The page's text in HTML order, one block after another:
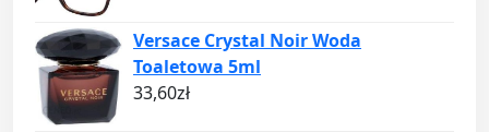
Versace Crystal Noir Woda
Toaletowa 5ml
33,60zł